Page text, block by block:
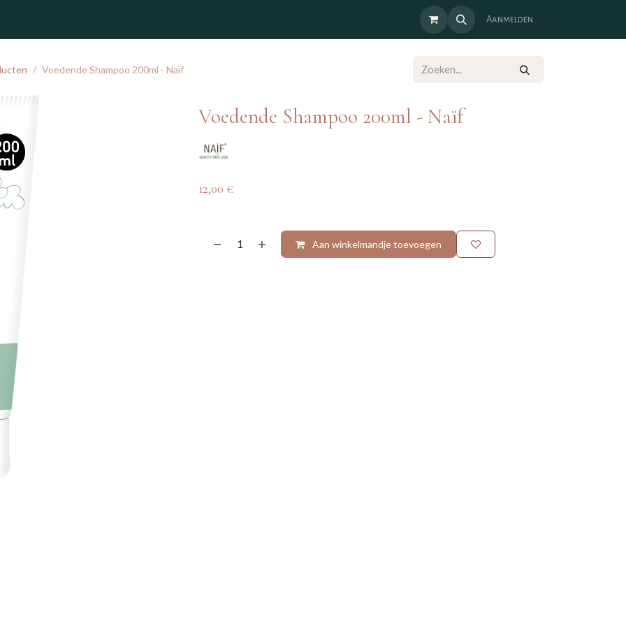
Aanmelden
Voedende Shampoo 200ml - Naïf
Voedende Shampoo 200ml - Naïf
12,00 €
Aan winkelmandje toevoegen